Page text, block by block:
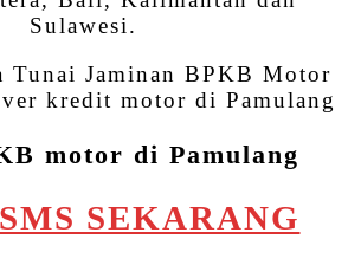
Sulawesi.
Tunai Jaminan BPKB Motor
kredit motor di Pamulang
motor di Pamulang
SEKARANG